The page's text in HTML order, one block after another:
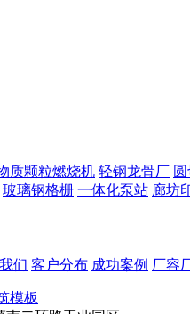
质颗粒燃烧机 轻钢龙骨厂
玻璃钢格栅 一体化泵站 廊坊
们 客户分布 成功案例 厂容
模板